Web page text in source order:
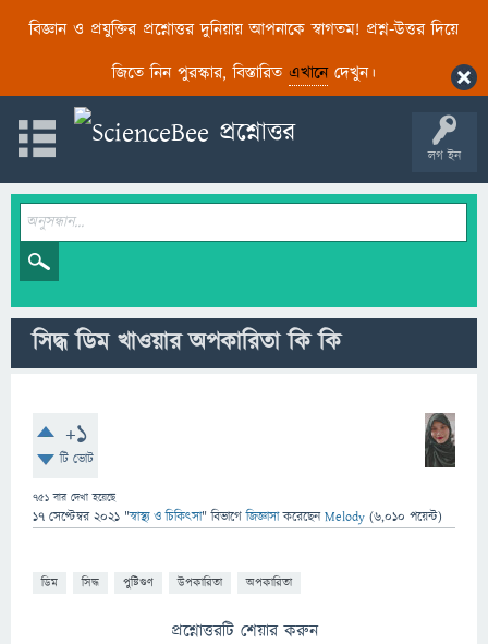
বিজ্ঞান ও প্রযুক্তির প্রশ্নোত্তর দুনিয়ায় আপনাকে স্বাগতম! প্রশ্ন-উত্তর দিয়ে
জিতে নিন পুরস্কার, বিস্তারিত এখানেদেখুন।
লগ ইন
সিদ্ধ ডিম খাওয়ার অপকারিতা কি কি
+1
টি ভোট
751 বার দেখা হয়েছে
17 সেপ্টেম্বর 2021 "স্বাস্থ্য ও চিকিৎসা" বিভাগে জিজ্ঞাসাকরেছেনMelody (6,010 পয়েন্ট)
ডিম সিদ্ধ পুষ্টিগুণ উপকারিতা অপকারিতা
প্রশ্নোত্তরটি শেয়ার করুন